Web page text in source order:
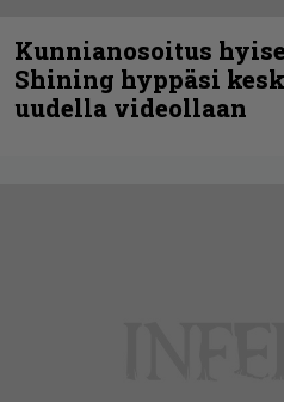
Kunnianosoitus
Shining hyppäsi
uudella videollaan